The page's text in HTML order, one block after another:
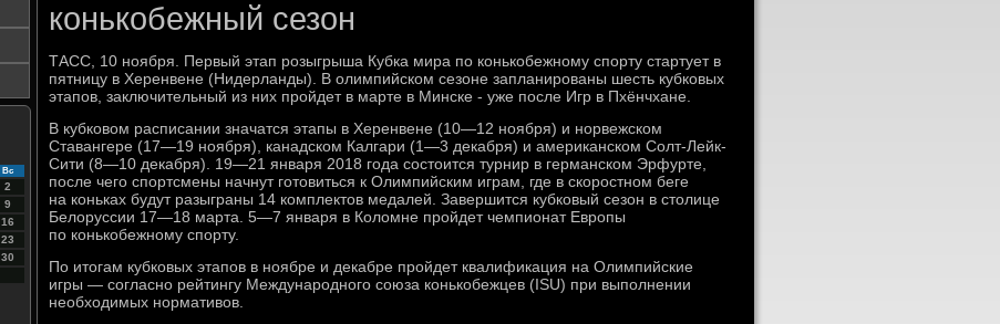
Вс
2
9
16
23
30
конькобежный сезон
ТАСС, 10 ноября. Первый этап розыгрыша Кубка мира по конькобежному спорту стартует в
пятницу в Херенвене (Нидерланды). В олимпийском сезоне запланированы шесть кубковых
этапов, заключительный из них пройдет в марте в Минске - уже после Игр в Пхёнчхане.
В кубковом расписании значатся этапы в Херенвене (10—12 ноября) и норвежском
Ставангере (17—19 ноября), канадском Калгари (1—3 декабря) и американском Солт-Лейк-
Сити (8—10 декабря). 19—21 января 2018 года состоится турнир в германском Эрфурте,
после чего спортсмены начнут готовиться к Олимпийским играм, где в скоростном беге
на коньках будут разыграны 14 комплектов медалей. Завершится кубковый сезон в столице
Белоруссии 17—18 марта. 5—7 января в Коломне пройдет чемпионат Европы
по конькобежному спорту.
По итогам кубковых этапов в ноябре и декабре пройдет квалификация на Олимпийские
игры — согласно рейтингу Международного союза конькобежцев (ISU) при выполнении
необходимых нормативов.